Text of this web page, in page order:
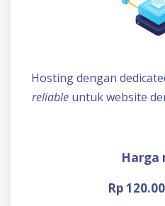
Hosting dengan
reliable untuk website
Harga
Rp